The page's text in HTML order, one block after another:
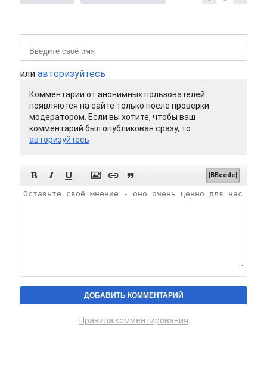
или авторизуйтесь
Комментарии от анонимных пользователей
появляются на сайте только после проверки
модератором. Если вы хотите, чтобы ваш
комментарий был опубликован сразу, то
авторизуйтесь
      [BBcode]
Правила комментирования